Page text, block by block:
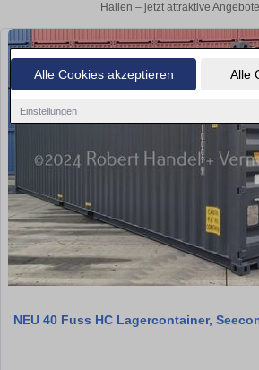
Alle Cookies akzeptieren Alle
Einstellungen
Hallen – jetzt attraktive
NEU 40 Fuss HC Lagercontainer,